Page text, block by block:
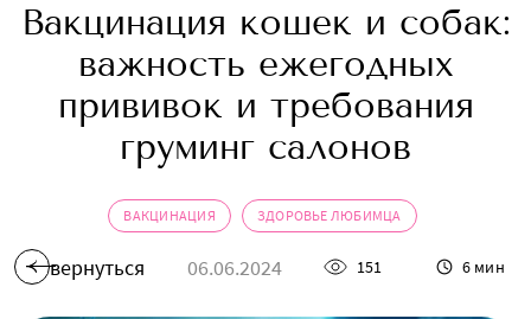
Вакцинация кошек и собак:
важность ежегодных
прививок и требования
груминг салонов
ВАКЦИНАЦИЯ ЗДОРОВЬЕ ЛЮБИМЦА
вернуться 06.06.2024 151 6 мин